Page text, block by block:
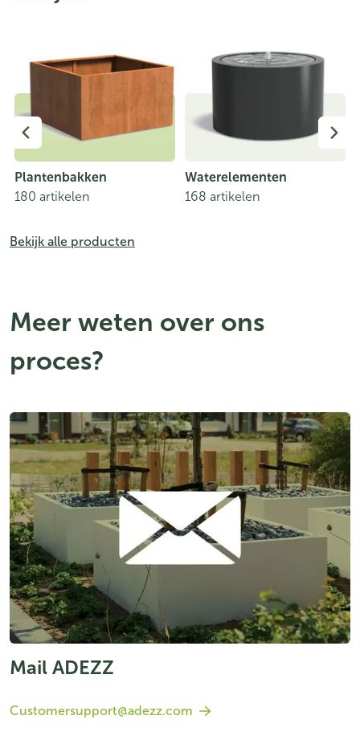
Plantenbakken
180 artikelen
Waterelementen
168 artikelen
Bekijk alle producten
Meer weten over ons
proces?
Mail ADEZZ
Customersupport@adezz.com